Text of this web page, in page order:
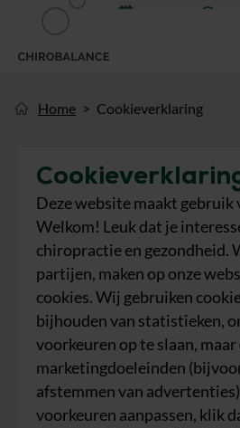
Home Cookieverklaring
Deze website maakt gebruik
Welkom! Leuk dat je
chiropractie en gezondheid.
partijen, maken op onze
cookies. Wij gebruiken
bijhouden van statistieken,
voorkeuren op te slaan,
marketingdoeleinden
afstemmen van
voorkeuren aanpassen, klik